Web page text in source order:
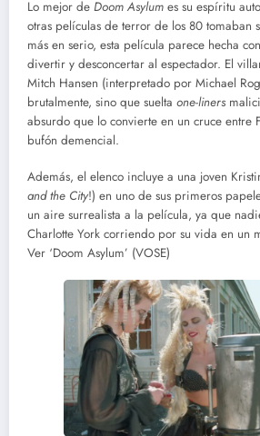
Lo mejor de Doom Asylum es su espíritu
otras películas de terror de los 80 tomaban
más en serio, esta película parece hecha
divertir y desconcertar al espectador. El
Mitch Hansen (interpretado por Michael
brutalmente, sino que suelta one-liners
absurdo que lo convierte en un cruce entre
bufón demencial.
Además, el elenco incluye a una joven
and the City!) en uno de sus primeros
un aire surrealista a la película, ya que
Charlotte York corriendo por su vida en un
Ver ‘Doom Asylum’ (VOSE)